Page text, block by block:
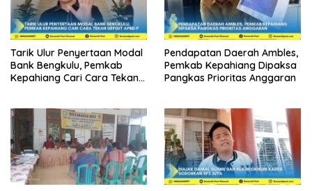
Tarik Ulur Penyertaan Modal
Bank Bengkulu, Pemkab
Kepahiang Cari Cara Tekan
Pendapatan Daerah Ambles,
Pemkab Kepahiang Dipaksa
Pangkas Prioritas Anggaran